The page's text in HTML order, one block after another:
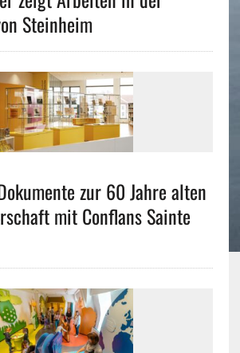
Steinheim
zur 60 Jahre alten
mit Conflans Sainte